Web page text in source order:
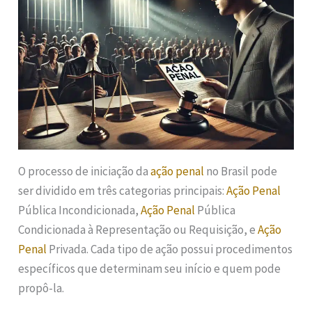
O processo de iniciação daação penal no Brasil pode
ser dividido em três categorias principais:Ação Penal
Pública Incondicionada,Ação Penal Pública
Condicionada à Representação ou Requisição, eAção
Penal Privada. Cada tipo de ação possui procedimentos
específicos que determinam seu início e quem pode
propô-la.